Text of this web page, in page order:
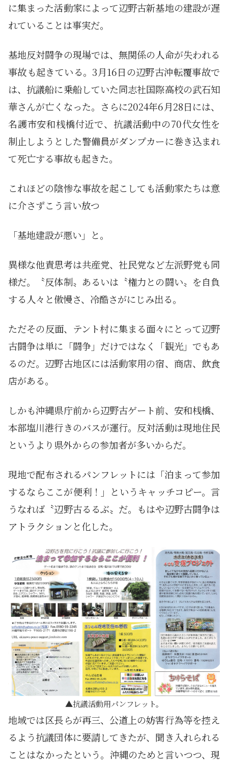
に集まった活動家によって辺野古新基地の建設が遅
れていることは事実だ。
基地反対闘争の現場では、無関係の人命が失われる
事故も起きている。3月16日の辺野古沖転覆事故で
は、抗議船に乗船していた同志社国際高校の武石知
華さんが亡くなった。さらに2024年6月28日には、
名護市安和桟橋付近で、抗議活動中の70代女性を
制止しようとした警備員がダンプカーに巻き込まれ
て死亡する事故も起きた。
これほどの陰惨な事故を起こしても活動家たちは意
に介さずこう言い放つ
「基地建設が悪い」と。
異様な他責思考は共産党、社民党など左派野党も同
様だ。〝反体制〟あるいは〝権力との闘い〟を自負
する人々と傲慢さ、冷酷さがにじみ出る。
ただその反面、テント村に集まる面々にとって辺野
古闘争は単に「闘争」だけではなく「観光」でもあ
るのだ。辺野古地区には活動家用の宿、商店、飲食
店がある。
しかも沖縄県庁前から辺野古ゲート前、安和桟橋、
本部塩川港行きのバスが運行。反対活動は現地住民
というより県外からの参加者が多いからだ。
現地で配布されるパンフレットには「泊まって参加
するならここが便利！」というキャッチコピー。言
うなれば〝辺野古るるぶ〟だ。もはや辺野古闘争は
アトラクションと化した。
抗議活動用パンフレット。
地域では区長らが再三、公道上の妨害行為等を控え
るよう抗議団体に要請してきたが、聞き入れられる
ことはなかったという。沖縄のためと言いつつ、現